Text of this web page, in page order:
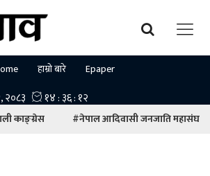
हाम्रो बारे Epaper
काङ्ग्रेस #नेपाल आदिवासी जनजाति महासंघ